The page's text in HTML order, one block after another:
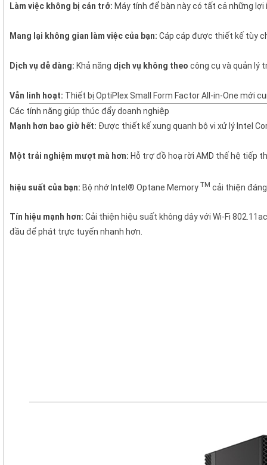
Làm việc không bị cản trở: Máy tính để bàn này có tất cả những
Mang lại không gian làm việc của bạn: Cáp cáp được thiết kế tùy
Dịch vụ dễ dàng: Khả năng dịch vụ không theo công cụ và quản lý
Vẫn linh hoạt: Thiết bị OptiPlex Small Form Factor All-in-One mới
Các tính năng giúp thúc đẩy doanh nghiệp
Mạnh hơn bao giờ hết: Được thiết kế xung quanh bộ vi xử lý Intel
Một trải nghiệm mượt mà hơn: Hỗ trợ đồ hoạ rời AMD thế hệ tiếp
hiệu suất của bạn: Bộ nhớ Intel® Optane Memory TM cải thiện
Tín hiệu mạnh hơn: Cải thiện hiệu suất không dây với Wi-Fi
đầu để phát trực tuyến nhanh hơn.